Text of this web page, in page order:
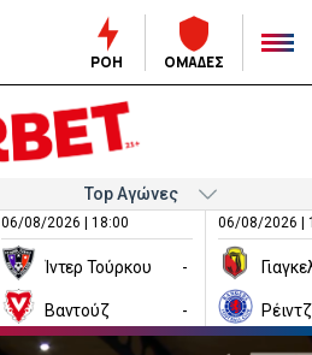
ΡΟΗ ΟΜΑΔΕΣ
06/08/2026 | 18:00
Ίντερ Τούρκου -
Βαντούζ -
06/08/2026 |